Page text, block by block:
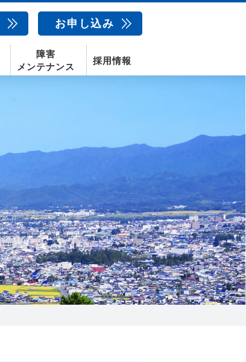
お申し込み
AIカメラ
動画配信サービス
〒950-1189
新潟県新潟市西区山田2310-39
025-210-1200
営業時間 9:00～18:00
障害
メンテナンス
採用情報